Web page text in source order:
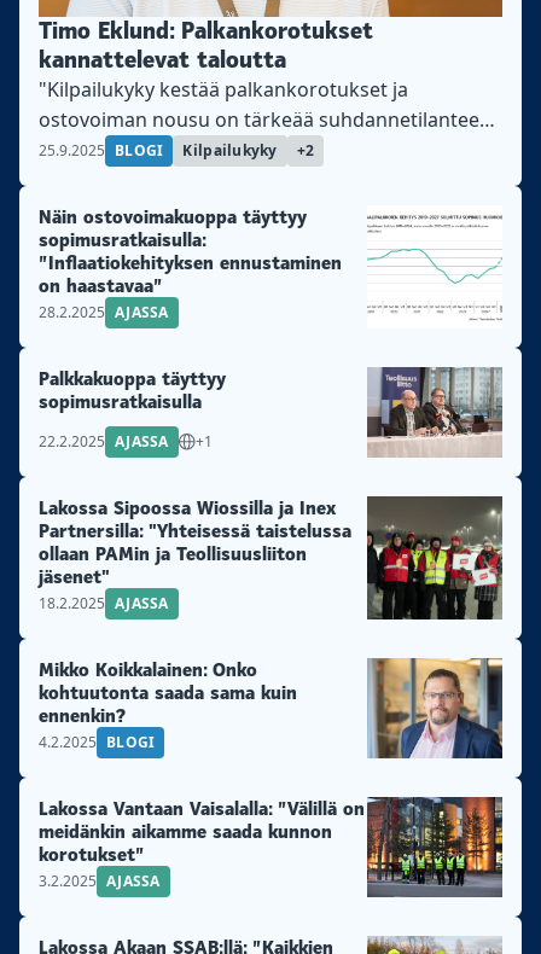
Timo Eklund: Palkankorotukset
kannattelevat taloutta
"Kilpailukyky kestää palkankorotukset ja
ostovoiman nousu on tärkeää suhdannetilanteen
kannalta", kirjoittaa Teollisuusliiton pääekonomisti
25.9.2025 BLOGI Kilpailukyky +2
Näin ostovoimakuoppa täyttyy
sopimusratkaisulla:
”Inflaatiokehityksen ennustaminen
on haastavaa”
28.2.2025 AJASSA
Palkkakuoppa täyttyy
sopimusratkaisulla
22.2.2025 AJASSA +1
Lakossa Sipoossa Wiossilla ja Inex
Partnersilla: "Yhteisessä taistelussa
ollaan PAMin ja Teollisuusliiton
jäsenet"
18.2.2025 AJASSA
Mikko Koikkalainen: Onko
kohtuutonta saada sama kuin
ennenkin?
4.2.2025 BLOGI
Lakossa Vantaan Vaisalalla: ”Välillä on
meidänkin aikamme saada kunnon
korotukset”
3.2.2025 AJASSA
Lakossa Akaan SSAB:llä: ”Kaikkien